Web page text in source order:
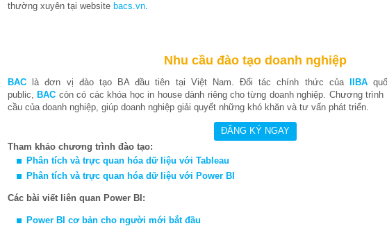
thường xuyên tại website bacs.vn.
Nhu cầu đào tạo doanh nghiệp
BAC là đơn vị đào tạo BA đầu tiên tại Việt Nam. Đối tác chính thức của IIBA
public, BAC còn có các khóa học in house dành riêng cho từng doanh nghiệp. Chương
cầu của doanh nghiệp, giúp doanh nghiệp giải quyết những khó khăn và tư vấn phát triển.
Tham khảo chương trình đào tạo:
Phân tích và trực quan hóa dữ liệu với Tableau
Phân tích và trực quan hóa dữ liệu với Power BI
Các bài viết liên quan Power BI:
Power BI cơ bản cho người mới bắt đầu